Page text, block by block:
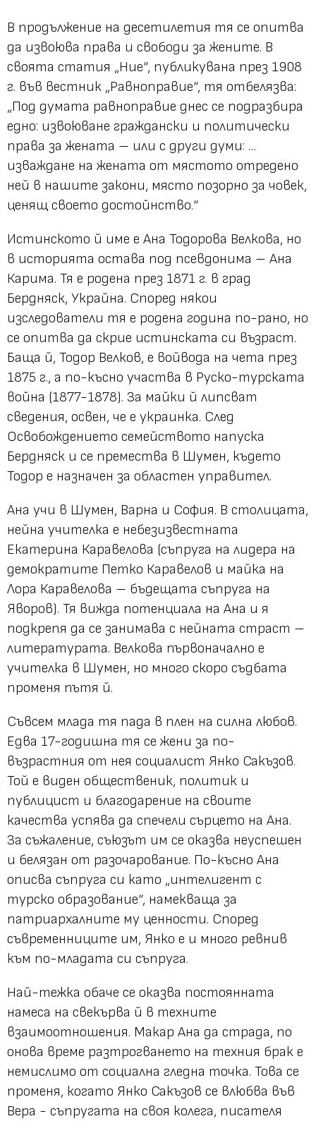
В продължение на десетилетия тя се опитва
да извоюва права и свободи за жените. В
своята статия „Ние“, публикувана през 1908
г. във вестник „Равноправие“, тя отбелязва:
„Под думата равноправие днес се подразбира
едно: извоюване граждански и политически
права за жената – или с други думи: …
изваждане на жената от мястото отредено
ней в нашите закони, място позорно за човек,
ценящ своето достойнство.“
Истинското й име е Ана Тодорова Велкова, но
в историята остава под псевдонима – Ана
Карима. Тя е родена през 1871 г. в град
Бердняск, Украйна. Според някои
изследователи тя е родена година по-рано, но
се опитва да скрие истинската си възраст.
Баща й, Тодор Велков, е войвода на чета през
1875 г., а по-късно участва в Руско-турската
война (1877-1878). За майки й липсват
сведения, освен, че е украинка. След
Освобождението семейството напуска
Бердняск и се премества в Шумен, където
Тодор е назначен за областен управител.
Ана учи в Шумен, Варна и София. В столицата,
нейна учителка е небезизвестната
Екатерина Каравелова (съпруга на лидера на
демократите Петко Каравелов и майка на
Лора Каравелова – бъдещата съпруга на
Яворов). Тя вижда потенциала на Ана и я
подкрепя да се занимава с нейната страст –
литературата. Велкова първоначално е
учителка в Шумен, но много скоро съдбата
променя пътя й.
Съвсем млада тя пада в плен на силна любов.
Едва 17-годишна тя се жени за по-
възрастния от нея социалист Янко Сакъзов.
Той е виден общественик, политик и
публицист и благодарение на своите
качества успява да спечели сърцето на Ана.
За съжаление, съюзът им се оказва неуспешен
и белязан от разочарование. По-късно Ана
описва съпруга си като „интелигент с
турско образование“, намекваща за
патриархалните му ценности. Според
съвременниците им, Янко е и много ревнив
към по-младата си съпруга.
Най-тежка обаче се оказва постоянната
намеса на свекърва й в техните
взаимоотношения. Макар Ана да страда, по
онова време разтрогването на техния брак е
немислимо от социална гледна точка. Това се
променя, когато Янко Сакъзов се влюбва във
Вера - съпругата на своя колега, писателя